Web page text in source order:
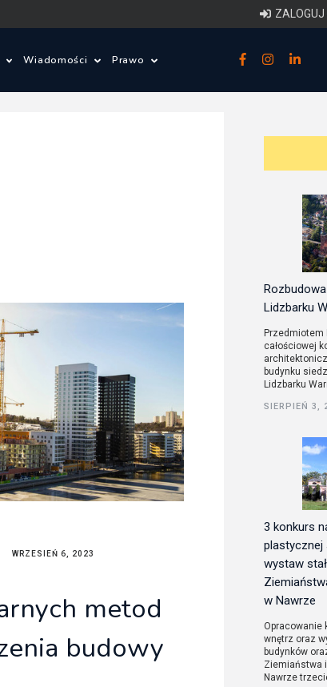
ZALOGUJ
Wiadomości Prawo
Szczegółowy zakres i forma
Ustawa o planowaniu i
zagospodarowaniu przestrzennym
Prawo autorskie
WRZESIEŃ 6, 2023
metod
budowy
Lidzbarku
Przedmiotem
całościowej
budynku
Lidzbarku
SIERPIEŃ 3,
3 konkurs
plastycznej
wystaw
w Nawrze
Opracowanie
wnętrz oraz
budynków
Ziemiaństwa
Nawrze